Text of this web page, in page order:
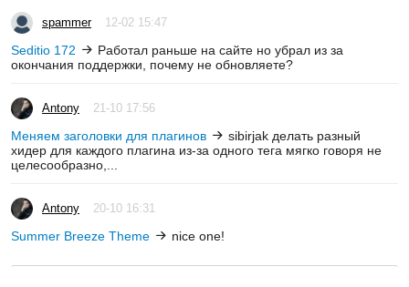
spammer 12-02 15:47
Seditio 172
Работал раньше на сайте но убрал из за
окончания поддержки, почему не обновляете?
Antony 21-10 17:56
Меняем заголовки для плагинов
sibirjak делать разный
хидер для каждого плагина из-за одного тега мягко говоря не
целесообразно,...
Antony 20-10 16:31
Summer Breeze Theme nice one!